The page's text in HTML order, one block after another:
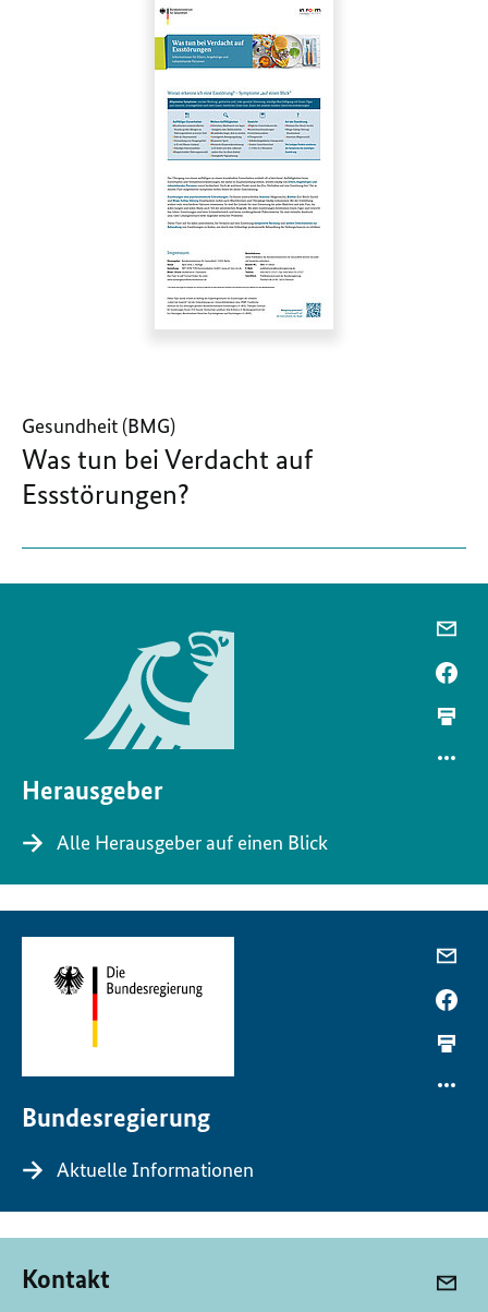
Gesundheit (BMG)
Was tun bei Verdacht auf
Essstörungen?
Herausgeber
Alle Herausgeber auf einen Blick
Bundesregierung
Aktuelle Informationen
Kontakt